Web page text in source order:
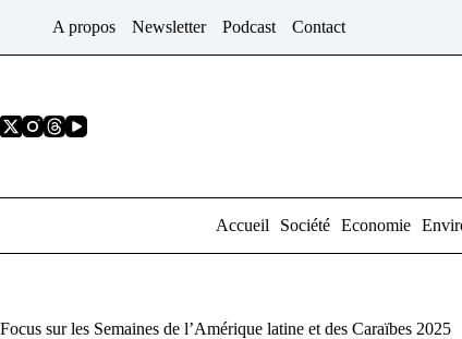
A propos Newsletter Podcast Contact
Accueil Société Economie
Focus sur les Semaines de l’Amérique latine et des Caraïbes 2025